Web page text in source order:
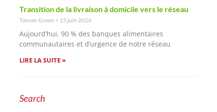
Transition de la livraison à domicile vers le réseau
Tanner Green 15 juin 2026
Aujourd’hui, 90 % des banques alimentaires
communautaires et d’urgence de notre réseau
LIRE LA SUITE »
Search